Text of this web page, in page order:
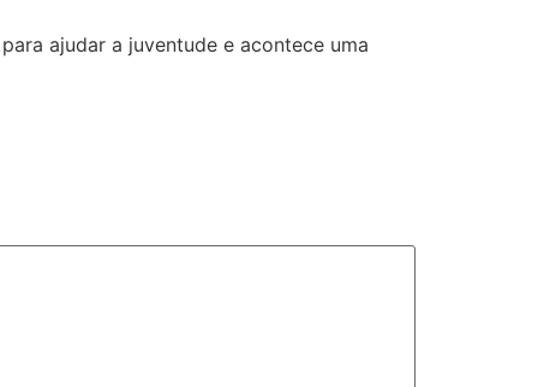
ajudar a juventude e acontece uma